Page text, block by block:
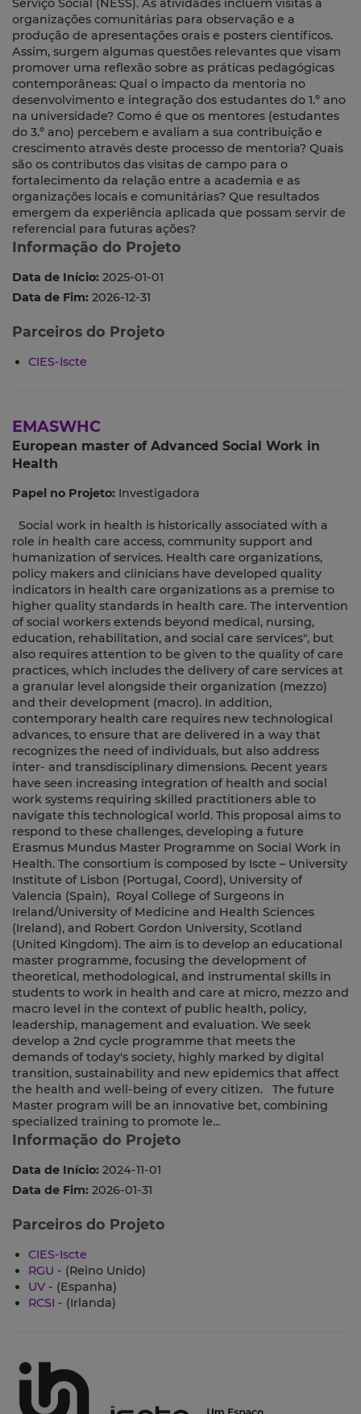
Serviço Social (NESS). As atividades incluem visitas a
organizações comunitárias para observação e a
produção de apresentações orais e posters científicos.
Assim, surgem algumas questões relevantes que visam
promover uma reflexão sobre as práticas pedagógicas
contemporâneas: Qual o impacto da mentoria no
desenvolvimento e integração dos estudantes do 1.º ano
na universidade? Como é que os mentores (estudantes
do 3.º ano) percebem e avaliam a sua contribuição e
crescimento através deste processo de mentoria? Quais
são os contributos das visitas de campo para o
fortalecimento da relação entre a academia e as
organizações locais e comunitárias? Que resultados
emergem da experiência aplicada que possam servir de
referencial para futuras ações?
Informação do Projeto
Data de Início: 2025-01-01
Data de Fim: 2026-12-31
Parceiros do Projeto
CIES-Iscte
EMASWHC
European master of Advanced Social Work in
Health
Papel no Projeto: Investigadora
Social work in health is historically associated with a
role in health care access, community support and
humanization of services. Health care organizations,
policy makers and clinicians have developed quality
indicators in health care organizations as a premise to
higher quality standards in health care. The intervention
of social workers extends beyond medical, nursing,
education, rehabilitation, and social care services", but
also requires attention to be given to the quality of care
practices, which includes the delivery of care services at
a granular level alongside their organization (mezzo)
and their development (macro). In addition,
contemporary health care requires new technological
advances, to ensure that are delivered in a way that
recognizes the need of individuals, but also address
inter- and transdisciplinary dimensions. Recent years
have seen increasing integration of health and social
work systems requiring skilled practitioners able to
navigate this technological world. This proposal aims to
respond to these challenges, developing a future
Erasmus Mundus Master Programme on Social Work in
Health. The consortium is composed by Iscte – University
Institute of Lisbon (Portugal, Coord), University of
Valencia (Spain), Royal College of Surgeons in
Ireland/University of Medicine and Health Sciences
(Ireland), and Robert Gordon University, Scotland
(United Kingdom). The aim is to develop an educational
master programme, focusing the development of
theoretical, methodological, and instrumental skills in
students to work in health and care at micro, mezzo and
macro level in the context of public health, policy,
leadership, management and evaluation. We seek
develop a 2nd cycle programme that meets the
demands of today's society, highly marked by digital
transition, sustainability and new epidemics that affect
the health and well-being of every citizen. The future
Master program will be an innovative bet, combining
specialized training to promote le...
Informação do Projeto
Data de Início: 2024-11-01
Data de Fim: 2026-01-31
Parceiros do Projeto
CIES-Iscte
RGU - (Reino Unido)
UV - (Espanha)
RCSI - (Irlanda)